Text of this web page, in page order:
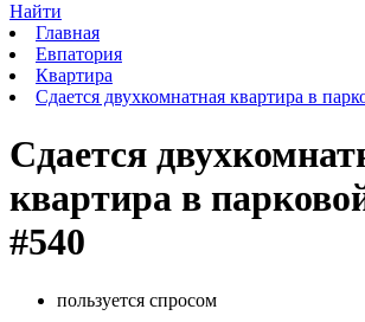
Найти
Главная
Евпатория
Квартира
Сдается двухкомнатная квартира в
Сдается
квартира в
#540
пользуется спросом